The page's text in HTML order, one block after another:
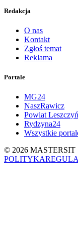
Redakcja
O nas
Kontakt
Zgłoś temat
Reklama
Portale
MG24
NaszRawicz
Powiat
Rydzyna24
Wszystkie
© 2026 MASTERSIT
POLITYKA